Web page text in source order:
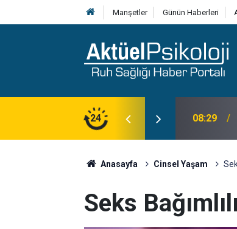
Manşetler Günün Haberleri
24
Klinik Özellikleri, Tanı Kriterleri ve
10:30
Anasayfa Cinsel Yaşam
Seks